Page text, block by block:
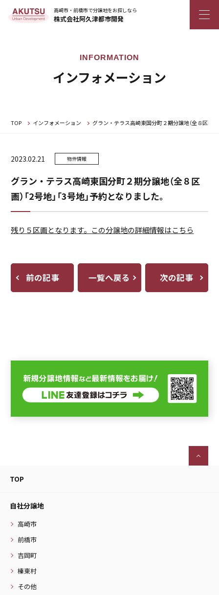
高崎市・前橋市で分譲地をお探しなら
株式会社阿久津都市開発
インフォメーション
TOP インフォメーション グラン・テラス高崎東国分町２期分譲地（全８区画）
2023.02.21 物件情報
グラン・テラス高崎東国分町２期分譲地（全８区
画）「2号地」「3号地」予約となりました。
残り５区画となります。この分譲地の詳細情報はこちら
前の記事 一覧へ戻る 次の記事
TOP
自社分譲地
高崎市
前橋市
吉岡町
榛東村
その他